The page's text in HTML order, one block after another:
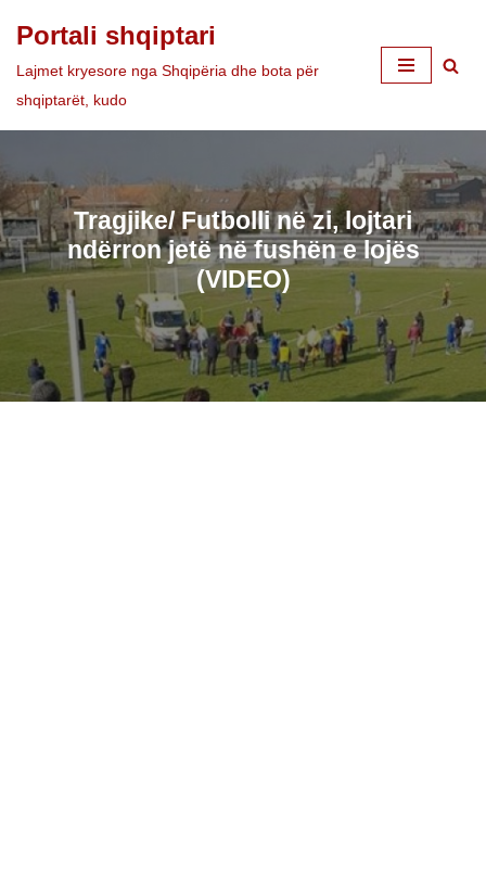
Skip
to
Portali shqiptari
Lajmet kryesore nga Shqipëria dhe bota për
shqiptarët, kudo
Tragjike/ Futbolli në zi, lojtari
ndërron jetë në fushën e lojës
(VIDEO)